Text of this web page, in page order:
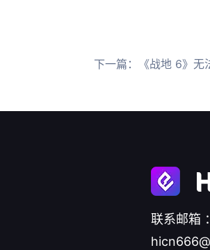
下一篇： 《战地 6》无法启动，
联系邮箱 ：